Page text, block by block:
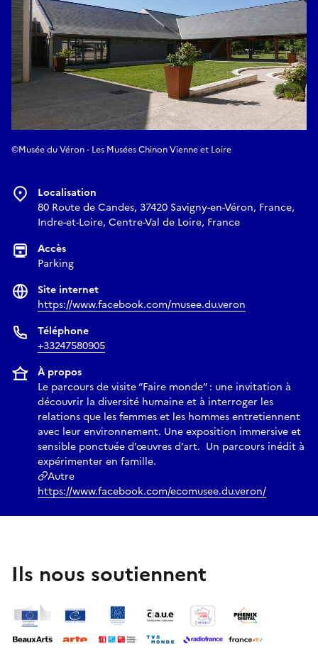
©Musée du Véron - Les Musées Chinon Vienne et Loire
Localisation
80 Route de Candes, 37420 Savigny-en-Véron, France,
Indre-et-Loire, Centre-Val de Loire, France
Accès
Parking
Site internet
https://www.facebook.com/musee.du.veron
Téléphone
+33247580905
À propos
Le parcours de visite “Faire monde” : une invitation à
découvrir la diversité humaine et à interroger les
relations que les femmes et les hommes entretiennent
avec leur environnement. Une exposition immersive et
sensible ponctuée d’œuvres d’art. Un parcours inédit à
expérimenter en famille.
Autre
https://www.facebook.com/ecomusee.du.veron/
Ils nous soutiennent